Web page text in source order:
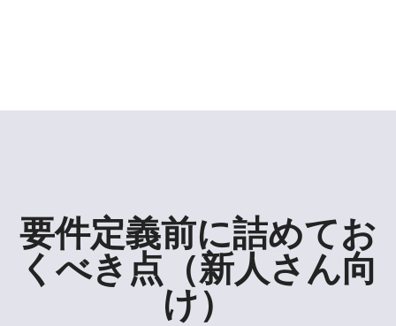
要件定義前に詰めてお
くべき点（新人さん向
け）